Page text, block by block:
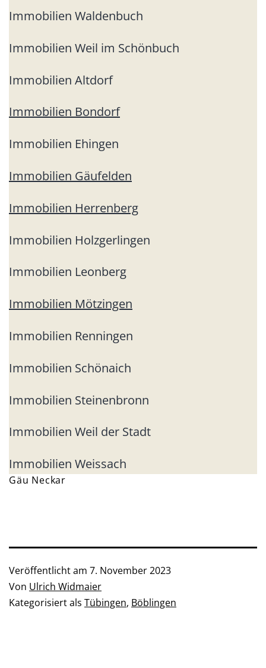
Immobilien Waldenbuch
Immobilien Weil im Schönbuch
Immobilien Altdorf
Immobilien Bondorf
Immobilien Ehingen
Immobilien Gäufelden
Immobilien Herrenberg
Immobilien Holzgerlingen
Immobilien Leonberg
Immobilien Mötzingen
Immobilien Renningen
Immobilien Schönaich
Immobilien Steinenbronn
Immobilien Weil der Stadt
Immobilien Weissach
Gäu Neckar
Veröffentlicht am 7. November 2023
Von Ulrich Widmaier
Kategorisiert als Tübingen, Böblingen